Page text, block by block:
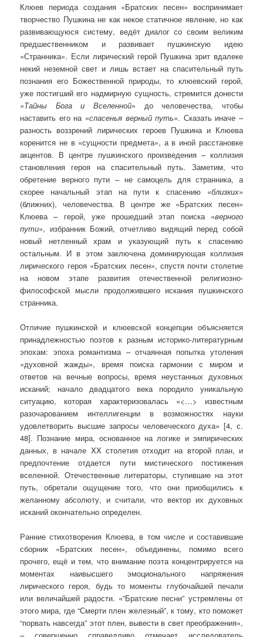
Клюев периода создания «Братских песен» воспринимает
творчество Пушкина не как некое статичное явление, но как
развивающуюся систему, ведёт диалог со своим великим
предшественником и развивает пушкинскую идею
«Странника». Если лирический герой Пушкина зрит вдалеке
некий неземной свет и лишь встает на спасительный путь
познания его Божественной природы, то клюевский герой,
уже постигший его надмирную сущность, стремится донести
«Тайны Бога и Вселенной» до человечества, чтобы
наставить его на «спасенья верный путь». Сказать иначе –
разность воззрений лирических героев Пушкина и Клюева
коренится не в «сущности предмета», а в иной расстановке
акцентов. В центре пушкинского произведения – коллизия
становления героя на спасительный путь. Заметим, что
обретение верного пути – не самоцель для странника, а
скорее начальный этап на пути к спасению «близких»
(ближних), человечества. В центре же «Братских песен»
Клюева – герой, уже прошедший этап поиска «верного
пути», избранник Божий, отчетливо видящий перед собой
новый нетленный храм и указующий путь к спасению
остальным. И в этом заключена доминирующая коллизия
лирического героя «Братских песен», спустя почти столетие
на новом этапе развития отечественной религиозно-
философской мысли продолжившего искания пушкинского
странника.
Отличие пушкинской и клюевской концепции объясняется
принадлежностью поэтов к разным историко-литературным
эпохам: эпоха романтизма – отчаянная попытка утоления
«духовной жажды», время поиска гармонии с миром и
ответов на вечные вопросы, время неустанных духовных
исканий; начало двадцатого века породило уникальную
ситуацию, которая характеризовалась «<…> известным
разочарованием интеллигенции в возможностях науки
удовлетворить высшие запросы человеческого духа» [4, с.
48]. Познание мира, основанное на логике и эмпирических
данных, в начале XX столетия отходит на второй план, и
предпочтение отдается пути мистического постижения
вселенной. Отечественные литераторы, ступившие на этот
путь, обретали ощущение того, что они приобщились к
желанному абсолюту, и считали, что вектор их духовных
исканий окончательно определен.
Ранние стихотворения Клюева, в том числе и составившие
сборник «Братских песен», объединены, помимо всего
прочего, ещё и тем, что внимание поэта концентрируется на
моментах наивысшего эмоционального напряжения
лирического героя, будь то моменты глубочайшей печали
или величайшей радости. «”Братские песни” устремлены от
этого мира, где “Смерти плен железный”, к тому, кто поможет
“порвать навсегда” этот плен, вывести в свет преображения»,